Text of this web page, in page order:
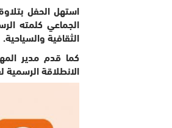
استهل الحفل
الجماعي كلمته
الثقافية والسياحية.
كما قدم مدير
الانطلاقة الرسمية